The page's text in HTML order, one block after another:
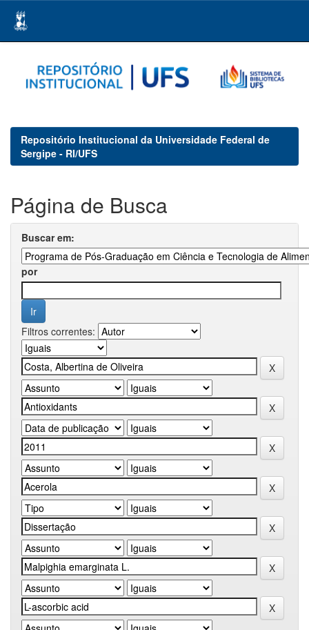
navigation
Repositório Institucional da Universidade Federal de
Sergipe - RI/UFS
Página de Busca
Buscar em:
por
Filtros correntes: